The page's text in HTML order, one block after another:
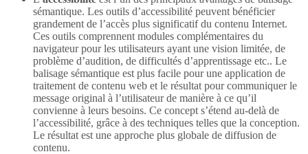
sémantique. Les outils d’accessibilité peuvent bénéficier
grandement de l’accès plus significatif du contenu Internet.
Ces outils comprennent modules complémentaires du
navigateur pour les utilisateurs ayant une vision limitée, de
problème d’audition, de difficultés d’apprentissage etc.. Le
balisage sémantique est plus facile pour une application de
traitement de contenu web et le résultat pour communiquer le
message original à l’utilisateur de manière à ce qu’il
convienne à leurs besoins. Ce concept s’étend au-delà de
l’accessibilité, grâce à des techniques telles que la conception.
Le résultat est une approche plus globale de diffusion de
contenu.